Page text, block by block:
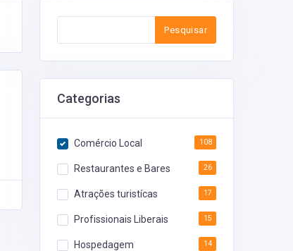
Pesquisar
Categorias
Comércio Local 108
Restaurantes e Bares 26
Atrações turistícas 17
Profissionais Liberais 15
Hospedagem 14